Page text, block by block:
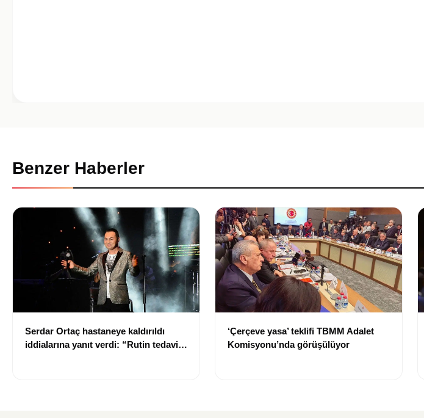
Benzer Haberler
Serdar Ortaç hastaneye kaldırıldı
iddialarına yanıt verdi: “Rutin tedavim
‘Çerçeve yasa’ teklifi TBMM Adalet
Komisyonu’nda görüşülüyor